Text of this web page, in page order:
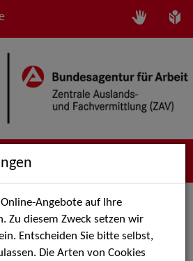
als PDF speichern
Angebote auf Ihre
Zu diesem Zweck setzen wir
Entscheiden Sie bitte selbst,
Die Arten von Cookies